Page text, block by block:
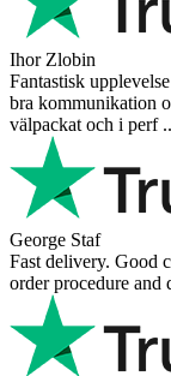
Ihor Zlobin
Fantastisk
bra kommunikation
välpackat och i perf
George Staf
Fast delivery. Good
order procedure and